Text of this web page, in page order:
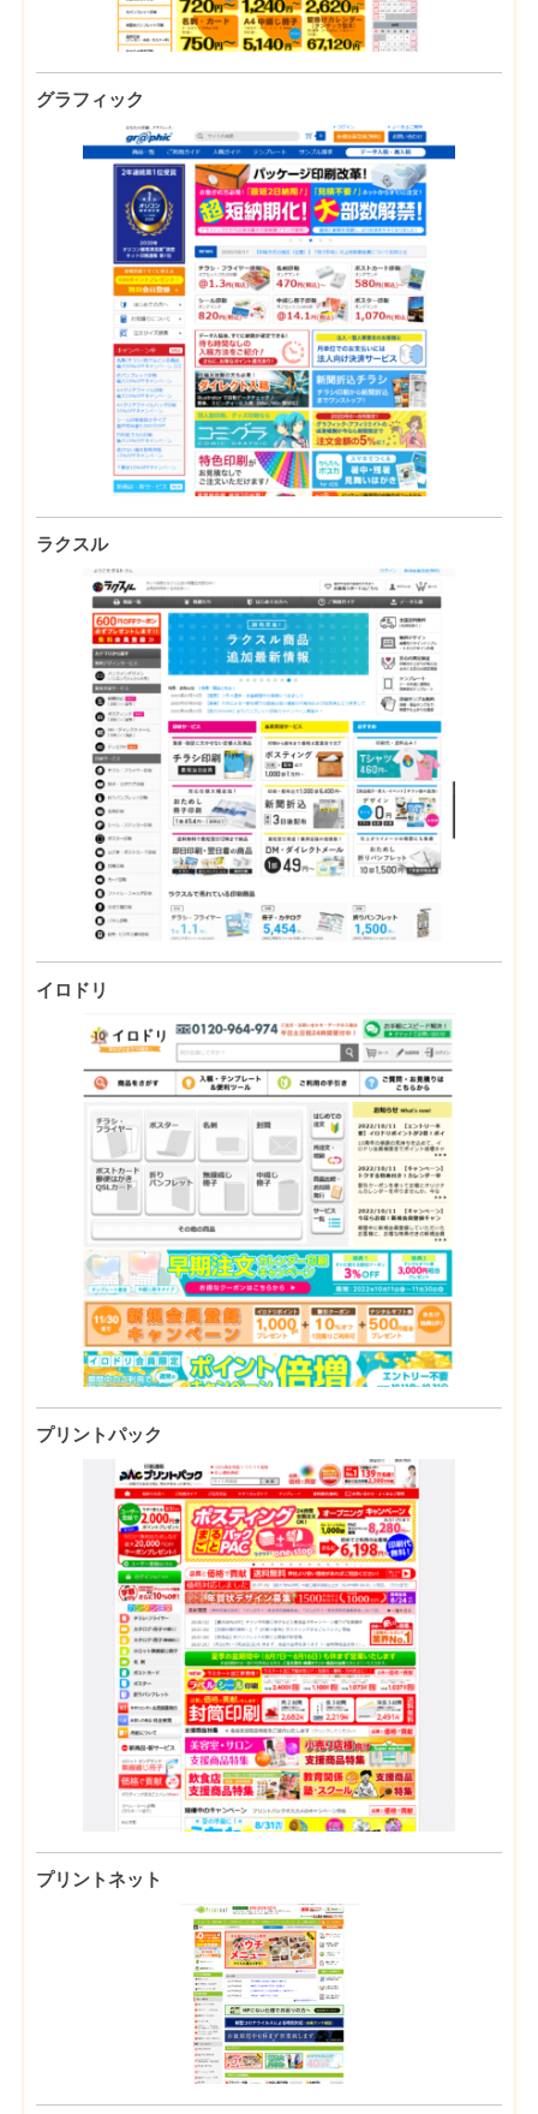
グラフィック
ラクスル
イロドリ
プリントパック
プリントネット